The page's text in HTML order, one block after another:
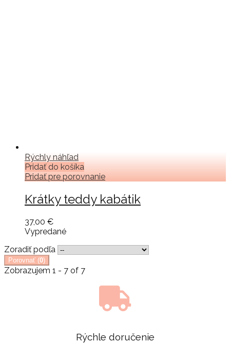
Rýchly náhľad
Pridať do košíka
Pridať pre porovnanie
Krátky teddy kabátik
37,00 €
Vypredané
Zoradiť podľa
Porovnať (0)
Zobrazujem 1 - 7 of 7
Rýchle doručenie